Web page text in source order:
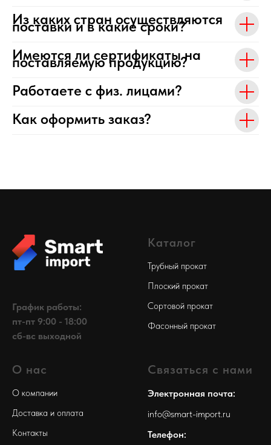
Из каких стран осуществляются
поставки и в какие сроки?
Имеются ли сертификаты на
поставляемую продукцию?
Работаете с физ. лицами?
Как оформить заказ?
График работы:
пт-пт 9:00 - 18:00
сб-вс выходной
Каталог
Трубный прокат
Плоский прокат
Сортовой прокат
Фасонный прокат
О нас
О компании
Доставка и оплата
Контакты
Связаться с нами
Электронная почта:
info@smart-import.ru
Телефон: